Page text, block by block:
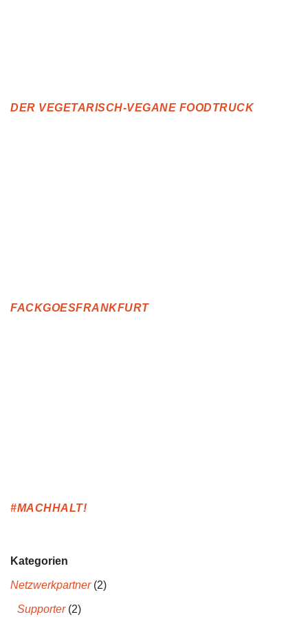
DER VEGETARISCH-VEGANE FOODTRUCK
FACKGOESFRANKFURT
#MACHHALT!
Kategorien
Netzwerkpartner(2)
Supporter(2)